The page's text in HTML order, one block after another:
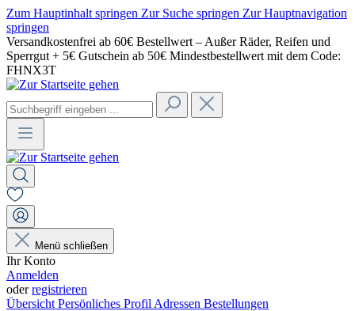
Zum Hauptinhalt springen Zur Suche springen Zur Hauptnavigation
springen
Versandkostenfrei ab 60€ Bestellwert – Außer Räder, Reifen und
Sperrgut + 5€ Gutschein ab 50€ Mindestbestellwert mit dem Code:
FHNX3T
Menü schließen
Ihr Konto
Anmelden
oderregistrieren
Übersicht Persönliches Profil Adressen Bestellungen